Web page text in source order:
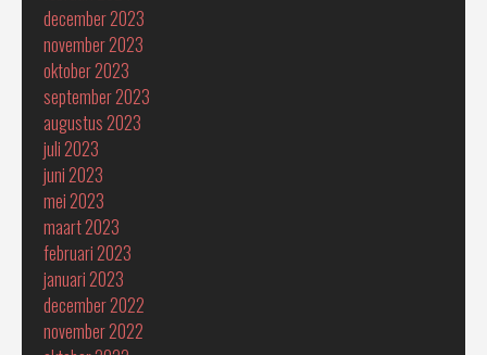
december 2023
november 2023
oktober 2023
september 2023
augustus 2023
juli 2023
juni 2023
mei 2023
maart 2023
februari 2023
januari 2023
december 2022
november 2022